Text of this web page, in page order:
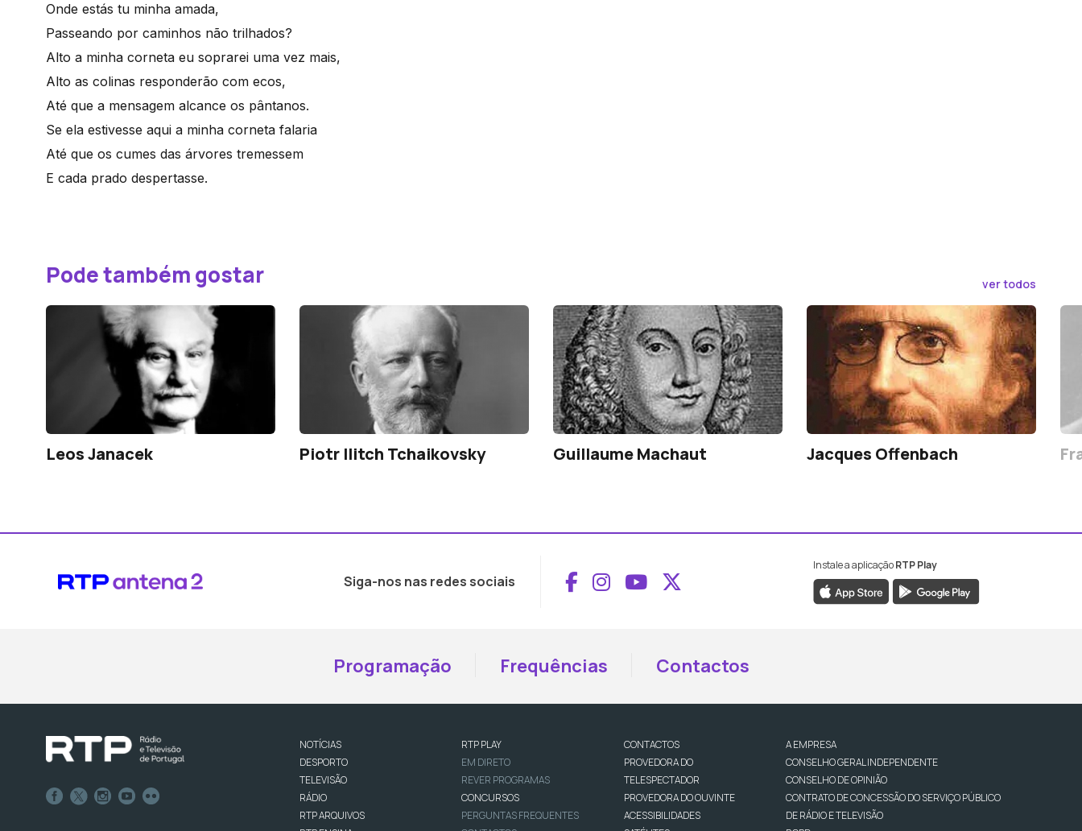
Onde estás tu minha amada,
Passeando por caminhos não trilhados?
Alto a minha corneta eu soprarei uma vez mais,
Alto as colinas responderão com ecos,
Até que a mensagem alcance os pântanos.
Se ela estivesse aqui a minha corneta falaria
Até que os cumes das árvores tremessem
E cada prado despertasse.
Pode também gostar ver todos
Leos Janacek Piotr Ilitch Tchaikovsky Guillaume Machaut Jacques Offenbach
Siga-nos nas redes sociais Aceder ao Facebook da RTP Antena 2
Aceder ao Instagram da RTP Antena 2
Aceder ao YouTube da RTP Antena 2
Aceder ao X da RTP Antena 2
Instale a aplicaçãoRTP Play
Programação Frequências Contactos
NOTÍCIAS
DESPORTO
TELEVISÃO
RÁDIO
RTP ARQUIVOS
RTP PLAY
EM DIRETO
REVER PROGRAMAS
CONCURSOS
PERGUNTAS FREQUENTES
CONTACTOS
PROVEDORA DO
TELESPECTADOR
PROVEDORA DO OUVINTE
ACESSIBILIDADES
A EMPRESA
CONSELHO GERAL INDEPENDENTE
CONSELHO DE OPINIÃO
CONTRATO DE CONCESSÃO DO SERVIÇO PÚBLICO
DE RÁDIO E TELEVISÃO